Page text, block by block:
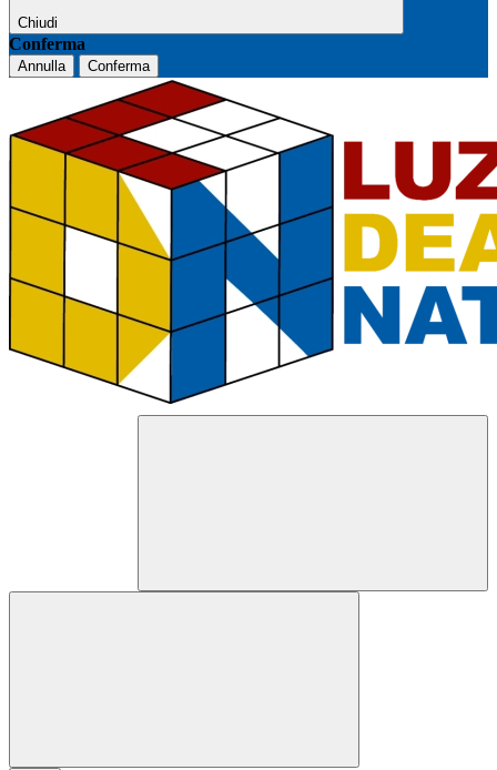
Chiudi
Conferma
Annulla Conferma